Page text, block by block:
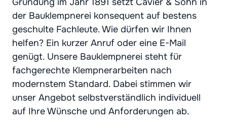
der Bauklempnerei konsequent auf bestens
geschulte Fachleute. Wie dürfen wir Ihnen
helfen? Ein kurzer Anruf oder eine E-Mail
genügt. Unsere Bauklempnerei steht für
fachgerechte Klempnerarbeiten nach
modernstem Standard. Dabei stimmen wir
unser Angebot selbstverständlich individuell
auf Ihre Wünsche und Anforderungen ab.